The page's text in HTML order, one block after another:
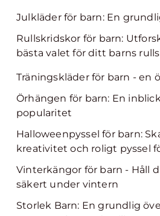
Julkläder för barn: En
Rullskridskor för barn:
bästa valet för ditt barns
Träningskläder för barn - en
Örhängen för barn: En
popularitet
Halloweenpyssel för barn:
kreativitet och roligt pyssel
Vinterkängor för barn - Håll
säkert under vintern
Storlek Barn: En grundlig